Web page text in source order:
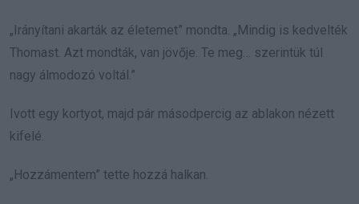
„Irányítani akarták az életemet” mondta. „Mindig is kedvelték
Thomast. Azt mondták, van jövője. Te meg… szerintük túl
nagy álmodozó voltál.”
Ivott egy kortyot, majd pár másodpercig az ablakon nézett
kifelé.
„Hozzámentem” tette hozzá halkan.